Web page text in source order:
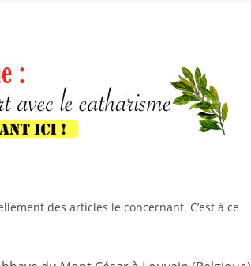
des articles le concernant. C’est à ce